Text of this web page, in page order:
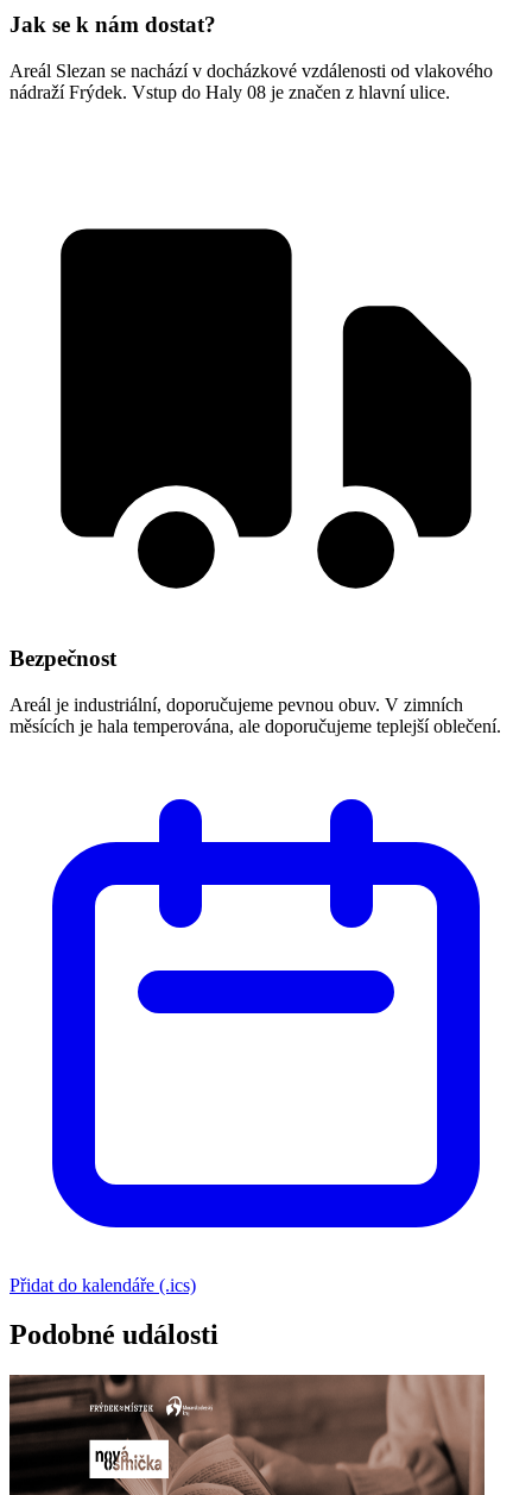
Jak se k nám dostat?
Areál Slezan se nachází v docházkové vzdálenosti od vlakového
nádraží Frýdek. Vstup do Haly 08 je značen z hlavní ulice.
Bezpečnost
Areál je industriální, doporučujeme pevnou obuv. V zimních
měsících je hala temperována, ale doporučujeme teplejší oblečení.
Přidat do kalendáře (.ics)
Podobné události